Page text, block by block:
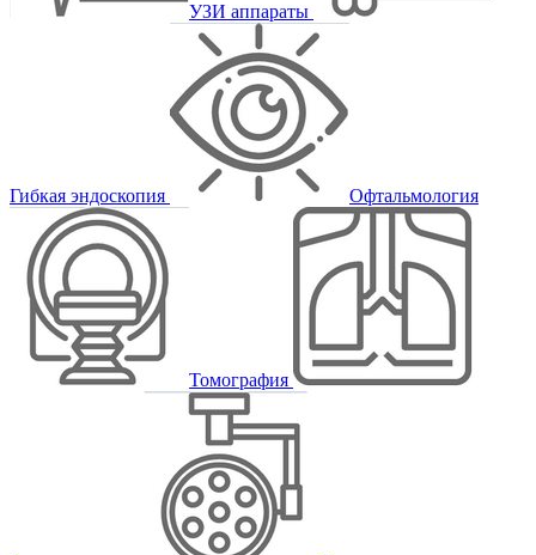
УЗИ аппараты
Гибкая эндоскопия Офтальмология
Томография